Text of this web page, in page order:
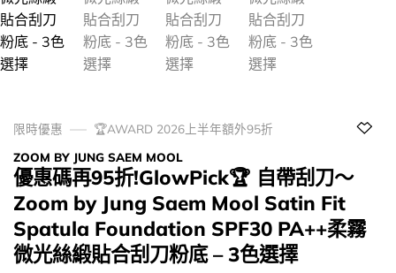
限時優惠
🏆AWARD 2026上半年額外95折
ZOOM BY JUNG SAEM MOOL
優惠碼再95折!GlowPick🏆 自帶刮刀～
Zoom by Jung Saem Mool Satin Fit
Spatula Foundation SPF30 PA++柔霧
微光絲緞貼合刮刀粉底 – 3色選擇